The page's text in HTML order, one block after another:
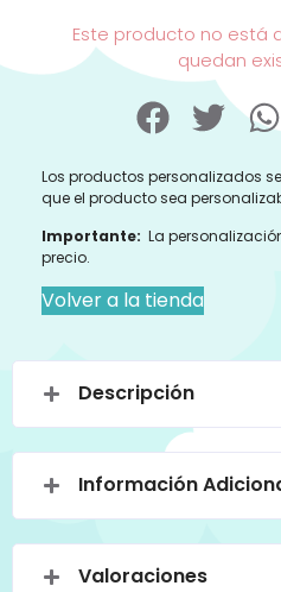
Este producto no está
quedan
Los productos personalizados
que el producto sea
Importante: La
precio.
Volver a la tienda
Descripción
Información
Valoraciones